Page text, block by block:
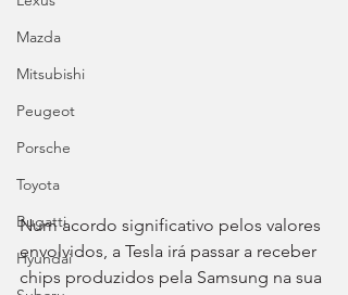
Mazda
Mitsubishi
Peugeot
Porsche
Toyota
Bugatti
Hyundai
Num acordo significativo pelos valores
envolvidos, a Tesla irá passar a receber
chips produzidos pela Samsung na sua